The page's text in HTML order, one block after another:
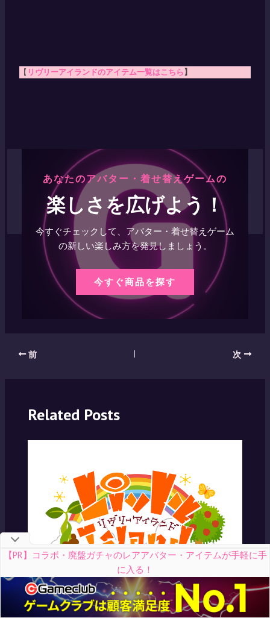
【 リヴリーアイランドのアイテム一覧はこちら】
あなたのアバター・着せ替えゲームの
楽しさを広げよう！
今すぐチェックして、アバター・着せ替えゲーム
の新しい楽しみ方を発見しましょう。
今すぐ商品を探す
Post 前 次
Related Posts
【PR】コラボ・廃盤ガチャのレアアバター・アイテムが手軽に手
に入る！